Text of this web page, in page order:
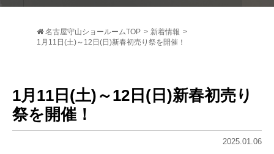
名古屋守山ショールームTOP > 新着情報 >
1月11日(土)～12日(日)新春初売り祭を開催！
1月11日(土)～12日(日)新春初売り
祭を開催！
2025.01.06